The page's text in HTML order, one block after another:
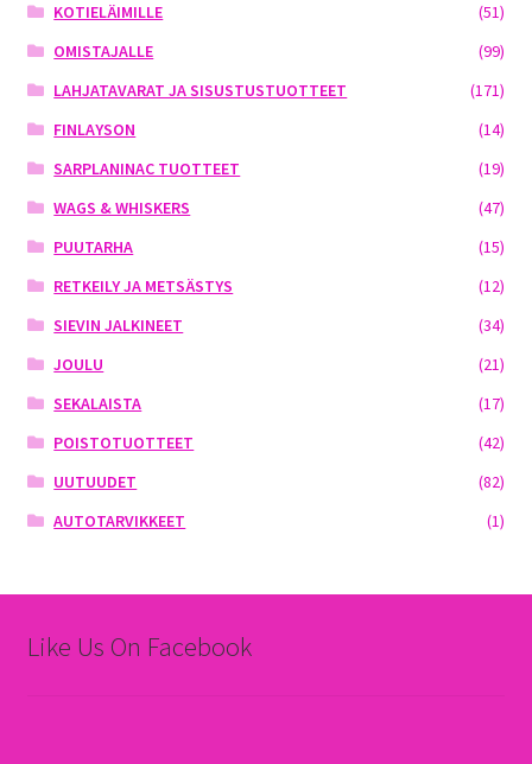
KOTIELÄIMILLE
(51)
OMISTAJALLE
(99)
LAHJATAVARAT JA SISUSTUSTUOTTEET
(171)
FINLAYSON
(14)
SARPLANINAC TUOTTEET
(19)
WAGS & WHISKERS
(47)
PUUTARHA
(15)
RETKEILY JA METSÄSTYS
(12)
SIEVIN JALKINEET
(34)
JOULU
(21)
SEKALAISTA
(17)
POISTOTUOTTEET
(42)
UUTUUDET
(82)
AUTOTARVIKKEET
(1)
Like Us On Facebook